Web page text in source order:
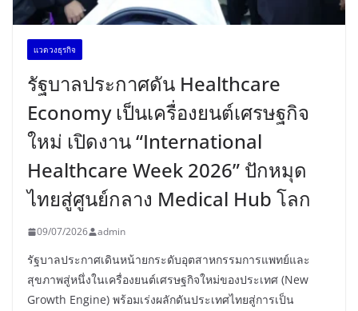
เเวดวงธุรกิจ
รัฐบาลประกาศดัน Healthcare
Economy เป็นเครื่องยนต์เศรษฐกิจ
ใหม่ เปิดงาน “International
Healthcare Week 2026” ปักหมุด
ไทยสู่ศูนย์กลาง Medical Hub โลก
09/07/2026 admin
รัฐบาลประกาศเดินหน้ายกระดับอุตสาหกรรมการแพทย์และ
สุขภาพสู่หนึ่งในเครื่องยนต์เศรษฐกิจใหม่ของประเทศ (New
Growth Engine) พร้อมเร่งผลักดันประเทศไทยสู่การเป็น